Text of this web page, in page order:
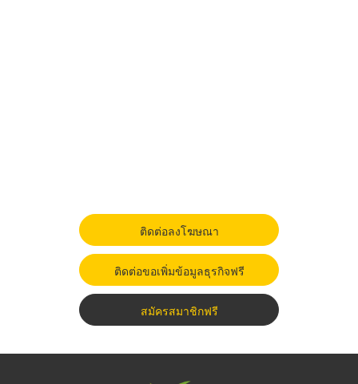
ติดต่อลงโฆษณา
ติดต่อขอเพิ่มข้อมูลธุรกิจฟรี
สมัครสมาชิกฟรี